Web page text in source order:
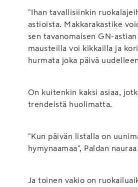
"Ihan tavallisiinkin
astioista. Makkarakastike
sen tavanomaisen GN-
mausteilla voi kikkailla ja
hurmata joka päivä
On kuitenkin kaksi asiaa,
trendeistä huolimatta.
"Kun päivän listalla on
hymynaamaa", Paldan nauraa.
Ja toinen vakio on